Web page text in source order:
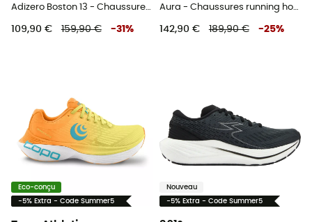
Adizero Boston 13 - Chaussures running homme
109,90 € 159,90 € -31 %
Aura - Chaussures running homme
142,90 € 189,90 € -25%
Eco-conçu
-5% Extra - Code Summer5
Nouveau
-5% Extra - Code Summer5